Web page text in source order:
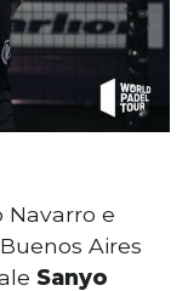
Navarro e
Aires
Sanyo